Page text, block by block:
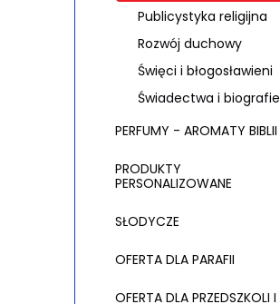
Publicystyka religijna
Rozwój duchowy
Święci i błogosławieni
Świadectwa i biografie
PERFUMY - AROMATY BIBLII
PRODUKTY
PERSONALIZOWANE
SŁODYCZE
OFERTA DLA PARAFII
OFERTA DLA PRZEDSZKOLI I